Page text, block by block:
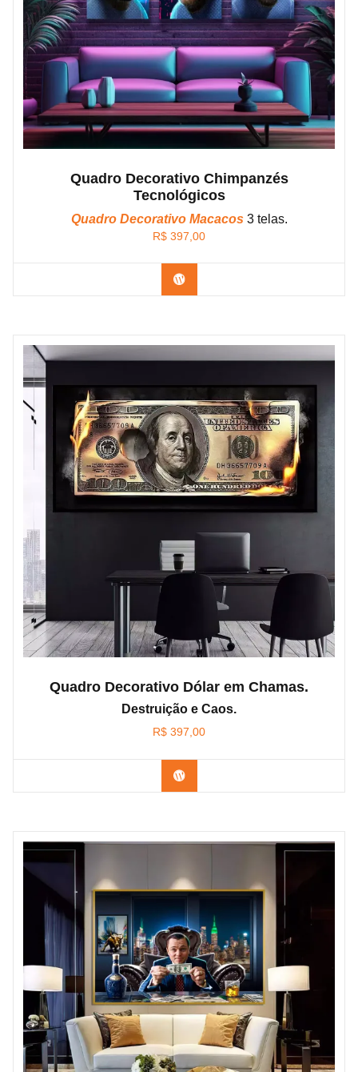
Quadro Decorativo Chimpanzés
Tecnológicos
Quadro Decorativo Macacos3 telas.
R$ 397,00
Confira os modelos
Quadro Decorativo Dólar em Chamas.
Destruição e Caos.
R$ 397,00
Confira os modelos